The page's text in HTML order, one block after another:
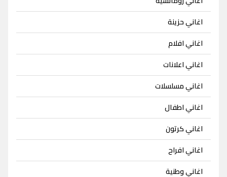
اغاني حزينة
اغاني افلام
اغاني اعلانات
اغاني مسلسلات
اغاني اطفال
اغاني كرتون
اغاني افراح
اغاني وطنية